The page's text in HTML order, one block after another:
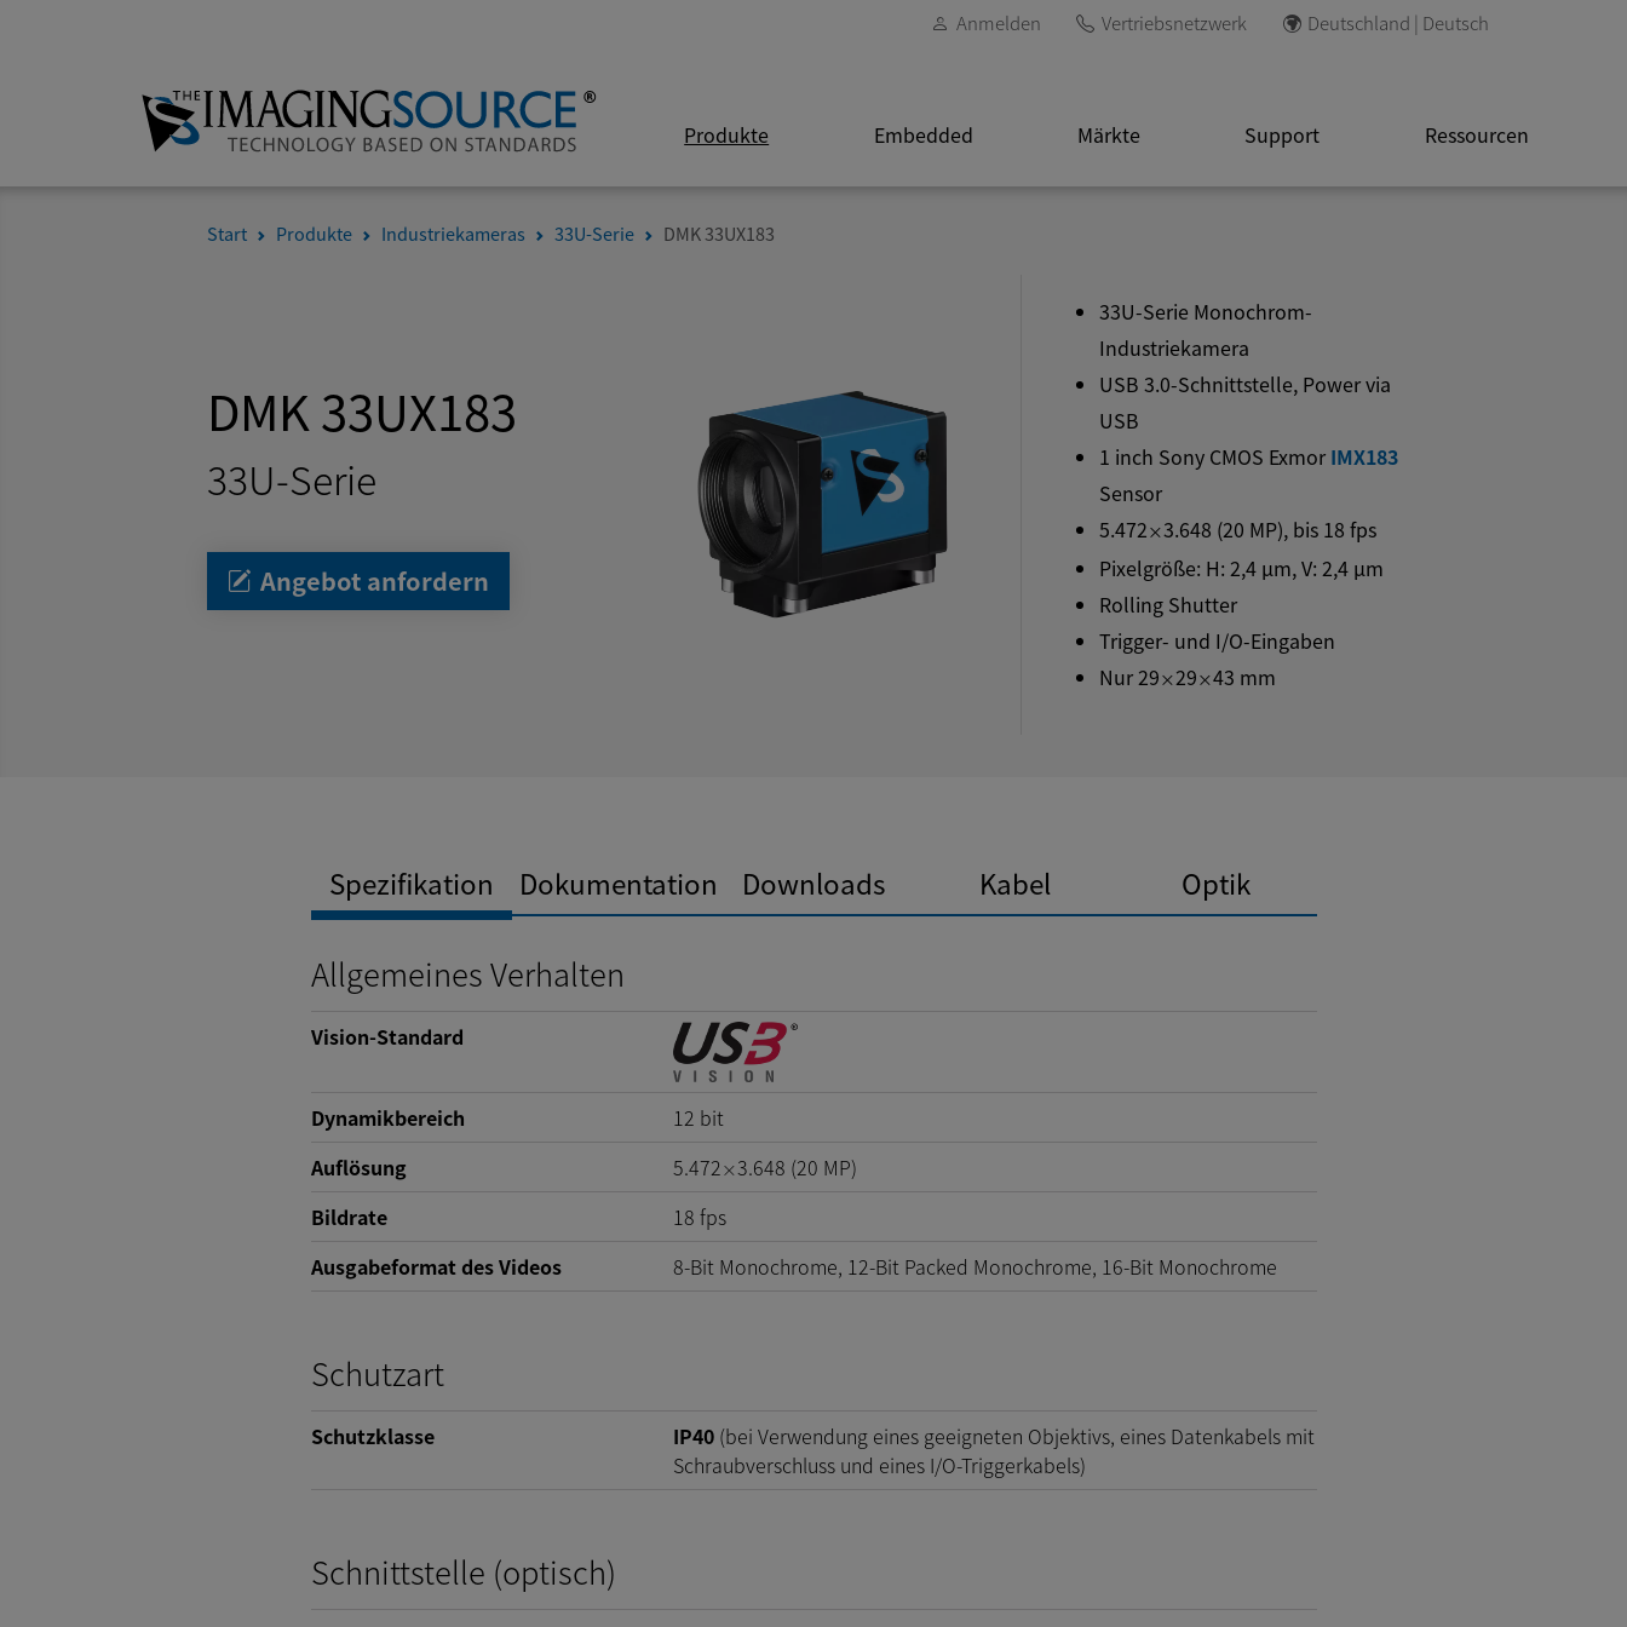
Anmelden Vertriebsnetzwerk Deutschland | Deutsch
Produkte Embedded Märkte Support Ressourcen
Start Produkte Industriekameras 33U-Serie DMK 33UX183
DMK 33UX183
33U-Serie
Angebot anfordern
33U-Serie Monochrom-
Industriekamera
USB 3.0-Schnittstelle, Power via
USB
1 inch Sony CMOS Exmor IMX183
Sensor
5.472×3.648 (20 MP), bis 18 fps
Pixelgröße: H: 2,4 µm, V: 2,4 µm
Rolling Shutter
Trigger- und I/O-Eingaben
Nur 29×29×43 mm
Spezifikation Dokumentation Downloads Kabel Optik
Allgemeines Verhalten
Vision-Standard
Dynamikbereich 12 bit
Auflösung
5.472×3.648 (20 MP)
Bildrate
18 fps
Ausgabeformat des Videos
8-Bit Monochrome, 12-Bit Packed Monochrome, 16-Bit Monochrome
Schutzart
Schutzklasse IP40(bei Verwendung eines geeigneten Objektivs, eines Datenkabels mit
Schraubverschluss und eines I/O-Triggerkabels)
Schnittstelle (optisch)